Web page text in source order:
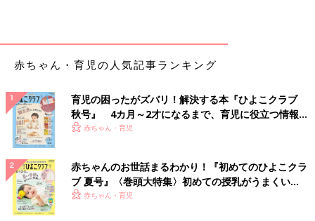
赤ちゃん・育児の人気記事ランキング
育児の困ったがズバリ！解決する本『ひよこクラブ
秋号』 4カ月～2才になるまで、育児に役立つ情報が
いっぱい！
赤ちゃん・育児
赤ちゃんのお世話まるわかり！『初めてのひよこクラ
ブ 夏号』〈巻頭大特集〉初めての授乳がうまくい
く！ おっぱい・ミルクの基本と夏のトラブル 解決テ
赤ちゃん・育児